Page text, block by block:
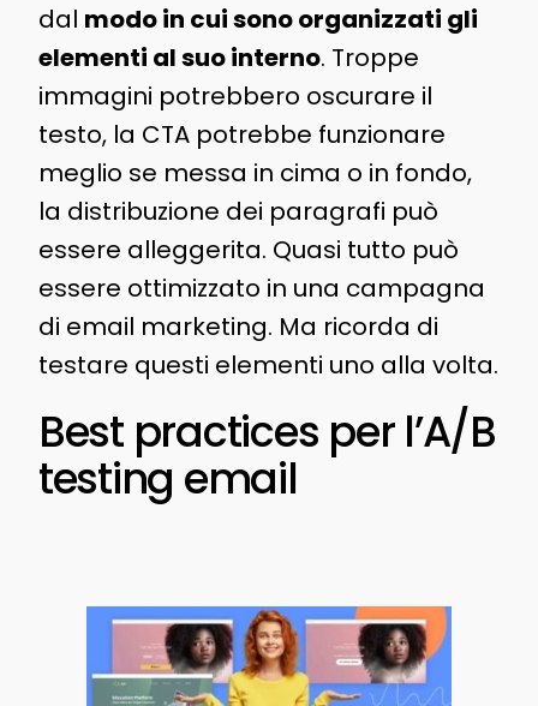
dal modo in cui sono organizzati gli
elementi al suo interno. Troppe
immagini potrebbero oscurare il
testo, la CTA potrebbe funzionare
meglio se messa in cima o in fondo,
la distribuzione dei paragrafi può
essere alleggerita. Quasi tutto può
essere ottimizzato in una campagna
di email marketing. Ma ricorda di
testare questi elementi uno alla volta.
Best practices per l’A/B
testing email